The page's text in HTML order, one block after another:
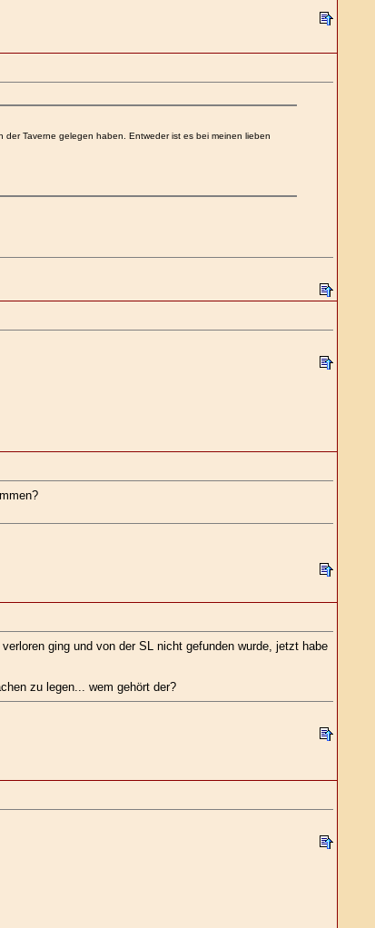
Taverne gelegen haben. Entweder ist es bei meinen lieben
ging und von der SL nicht gefunden wurde, jetzt habe
zu legen... wem gehört der?